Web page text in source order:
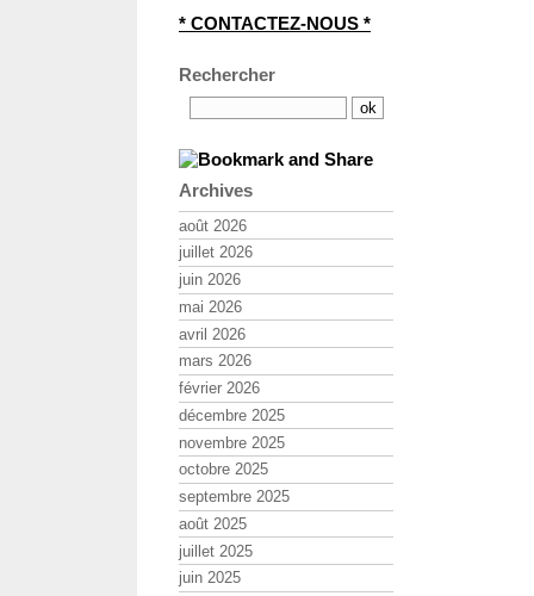
* CONTACTEZ-NOUS *
Rechercher
Archives
août 2026
juillet 2026
juin 2026
mai 2026
avril 2026
mars 2026
février 2026
décembre 2025
novembre 2025
octobre 2025
septembre 2025
août 2025
juillet 2025
juin 2025